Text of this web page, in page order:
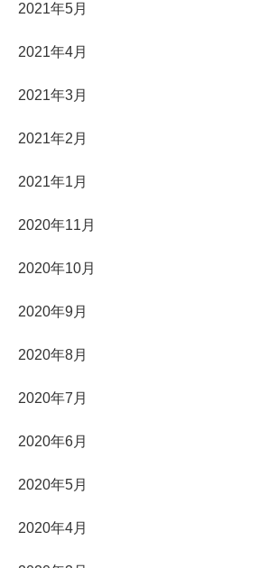
2021年5月
2021年4月
2021年3月
2021年2月
2021年1月
2020年11月
2020年10月
2020年9月
2020年8月
2020年7月
2020年6月
2020年5月
2020年4月